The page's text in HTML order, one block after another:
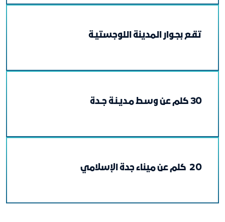
تقـع بجـوار المدينة اللوجستيـة
30 كلم عن وسـط مـديـنـة جــدة
20 كلم عن ميناء جدة الإسلامي